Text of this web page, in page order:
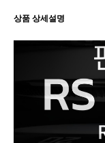
상품 상세설명